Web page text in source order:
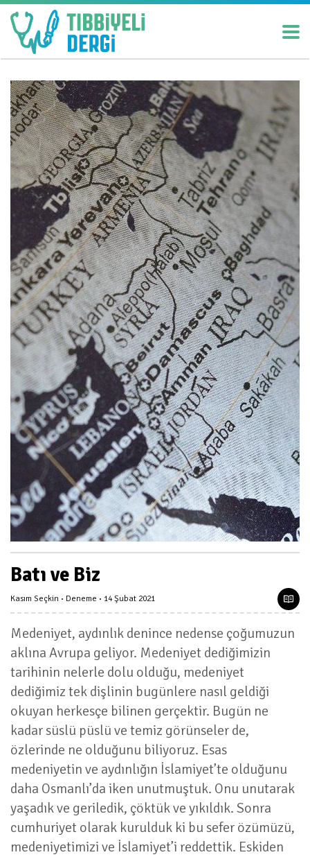
Batı ve Biz
Kasım Seçkin Deneme 14 Şubat 2021
Medeniyet, aydınlık denince nedense çoğumuzun
aklına Avrupa geliyor. Medeniyet dediğimizin
tarihinin nelerle dolu olduğu, medeniyet
dediğimiz tek dişlinin bugünlere nasıl geldiği
okuyan herkesçe bilinen gerçektir. Bugün ne
kadar süslü püslü ve temiz görünseler de,
özlerinde ne olduğunu biliyoruz. Esas
medeniyetin ve aydınlığın İslamiyet’te olduğunu
daha Osmanlı’da iken unutmuştuk. Onu unutarak
yaşadık ve geriledik, çöktük ve yıkıldık. Sonra
cumhuriyet olarak kurulduk ki bu sefer özümüzü,
medeniyetimizi ve İslamiyet’i reddettik. Eskiden